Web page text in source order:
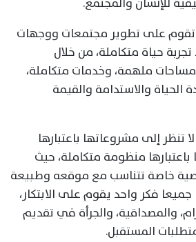
وأضاف أن رؤية LARZ تقوم على تطوير مجتمعات ووجهات
حياة متكاملة، من خلال
ملهمة، وخدمات متكاملة،
الحياة والاستدامة والقيمة
تنظر إلى مشروعاتها باعتبارها
منظومة متكاملة، حيث
خاصة تتناسب مع موقعه وطبيعة
جميعا فكر واحد يقوم على الابتكار،
والمصداقية، والجرأة في تقديم
المستقبل.